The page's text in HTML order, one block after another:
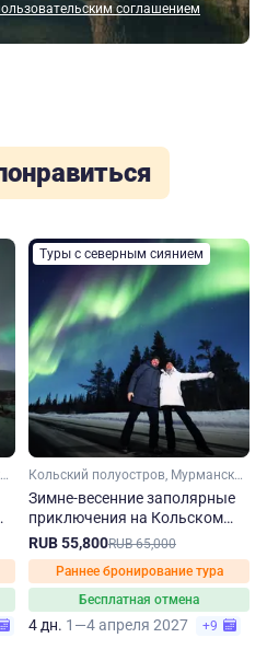
соглашением
Кольский полуостров, Мурманская область, Арктика
Туры с северным сиянием
Кольский полуостров, Мурманская область, Арктика
Зимне-весенние заполярные
приключения на Кольском
полуострове
RUB 55,800RUB 65,000
Раннее бронирование тура
Бесплатная отмена
4 дн. 1—4 апреля 2027 +9